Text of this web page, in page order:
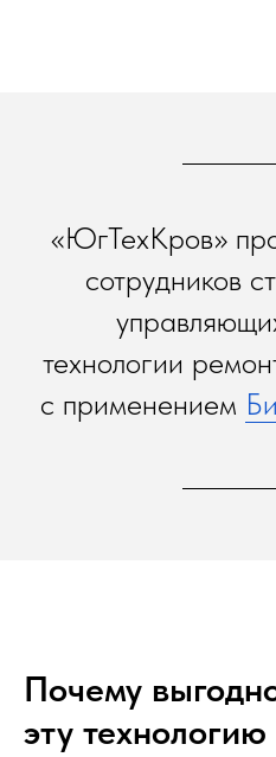
«ЮгТехКров»
сотрудников
технологии
с применением
Почему
эту технологию